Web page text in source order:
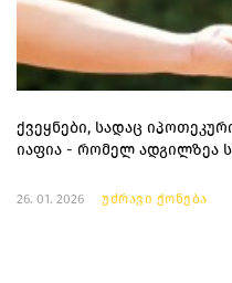
ქვეყნები, სადაც
იაფია - რომელ ადგილზეა
26. 01. 2026 უძრავი ქონება